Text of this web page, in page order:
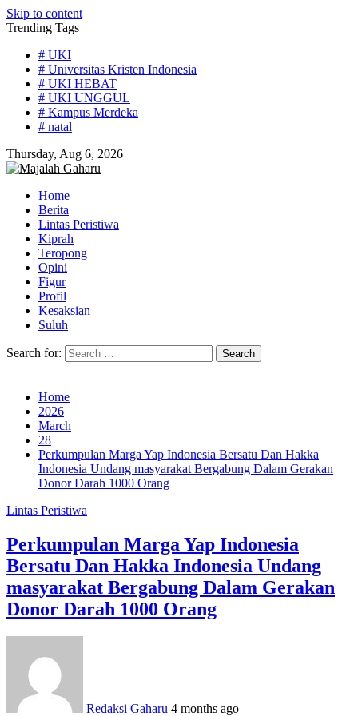
Skip to content
Trending Tags
# UKI
# Universitas Kristen Indonesia
# UKI HEBAT
# UKI UNGGUL
# Kampus Merdeka
# natal
Thursday, Aug 6, 2026
Home
Berita
Lintas Peristiwa
Kiprah
Teropong
Opini
Figur
Profil
Kesaksian
Suluh
Search for:
Home
2026
March
28
Perkumpulan Marga Yap Indonesia Bersatu Dan Hakka
Indonesia Undang masyarakat Bergabung Dalam Gerakan
Donor Darah 1000 Orang
Lintas Peristiwa
Perkumpulan Marga Yap Indonesia
Bersatu Dan Hakka Indonesia Undang
masyarakat Bergabung Dalam Gerakan
Donor Darah 1000 Orang
Redaksi Gaharu 4 months ago